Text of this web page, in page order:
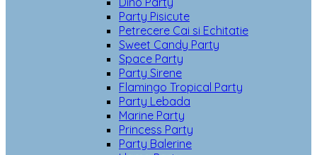
Party Pisicute
Petrecere Cai si Echitatie
Sweet Candy Party
Space Party
Party Sirene
Flamingo Tropical Party
Party Lebada
Marine Party
Princess Party
Party Balerine